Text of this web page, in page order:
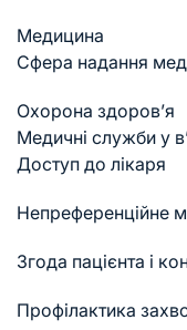
Медицина
Cфера надання
Охорона здоров’я
Медичні служби у
Доступ до лікаря
Непреференційне
Згода пацієнта і
Профілактика